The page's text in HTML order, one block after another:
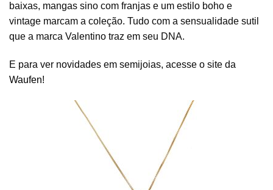
baixas, mangas sino com franjas e um estilo boho e
vintage marcam a coleção. Tudo com a sensualidade sutil
que a marca Valentino traz em seu DNA.
E para ver novidades em semijoias, acesse o site da
Waufen!